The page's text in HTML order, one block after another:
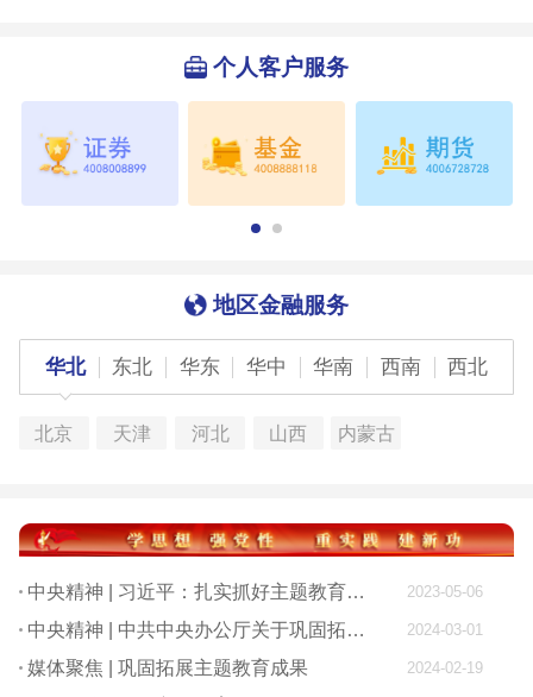
个人客户服务
地区金融服务
华北 东北 华东 华中 华南 西南 西北
北京 天津 河北 山西 内蒙古
中央精神 | 习近平：扎实抓好主题教育 为奋进新征程凝心聚力 2023-05-06
中央精神 | 中共中央办公厅关于巩固拓展学习贯彻习近平新时代中国特色社会主义思想主题教育成果的意见 2024-03-01
媒体聚焦 | 巩固拓展主题教育成果 2024-02-19